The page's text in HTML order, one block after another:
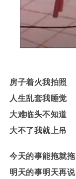
房子着火我拍照
人生乱套我睡觉
大难临头不知道
大不了我就上吊
今天的事能拖就拖
明天的事明天再说